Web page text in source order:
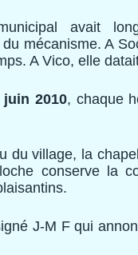
avait
du mécanisme. A
A Vico, elle
juin 2010, chaque
du village, la
conserve la
s.
J-M F qui